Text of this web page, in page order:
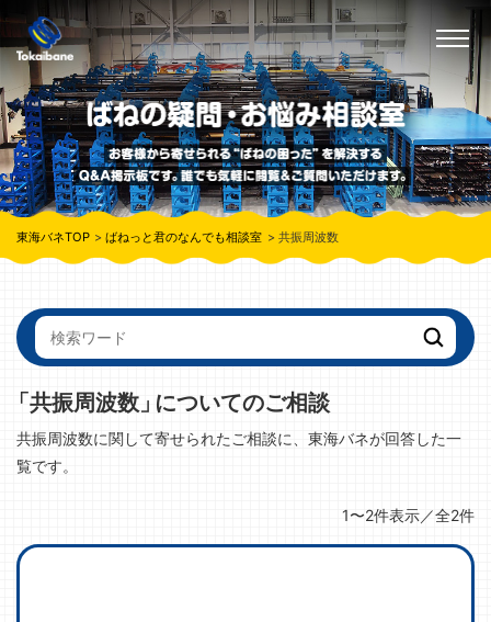
東海バネTOP ばねっと君のなんでも相談室 共振周波数
「共振周波数」についてのご相談
共振周波数に関して寄せられたご相談に、東海バネが回答した一
覧です。
1〜2件表示／全2件